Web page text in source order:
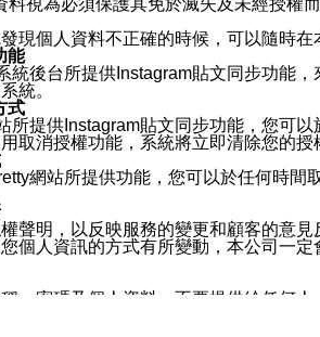
現個人資料不正確的時候，可以隨時
能
統後台所提供Instagram貼文同步功能
統。
式
所提供Instagram貼文同步功能，您可
取消授權功能，系統將立即清除您的
網站所提供功能，您可以於任何時間
聲明，以反映服務的變更和顧客的意
個人資訊的方式有所變動，本公司一
、密碼及個人資料，不要提供給任何
人資料、信件或進入所機關管理區。